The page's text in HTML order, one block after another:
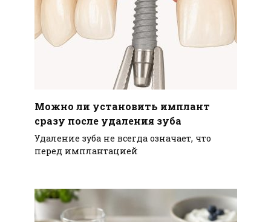
Можно ли установить имплант
сразу после удаления зуба
Удаление зуба не всегда означает, что
перед имплантацией